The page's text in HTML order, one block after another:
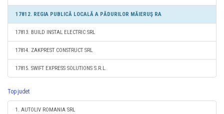
17812. REGIA PUBLICĂ LOCALĂ A PĂDURILOR MĂIERUŞ RA
17813. BUILD INSTAL ELECTRIC SRL
17814. ZAKPREST CONSTRUCT SRL
17815. SWIFT EXPRESS SOLUTIONS S.R.L.
Top judet
1. AUTOLIV ROMANIA SRL